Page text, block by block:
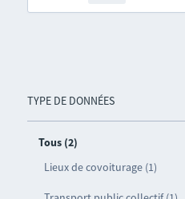
TYPE DE DONNÉES
Tous (2)
Lieux de covoiturage (1)